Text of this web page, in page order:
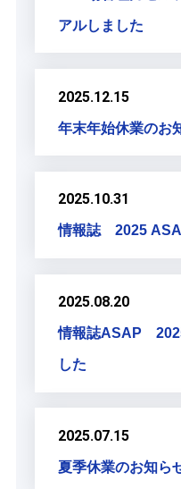
アルしました
2025.12.15
年末年始休業のお
2025.10.31
情報誌 2025
2025.08.20
情報誌ASAP
した
2025.07.15
夏季休業のお知ら